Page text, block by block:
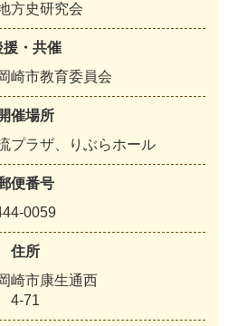
方史研究会
援・共催
崎市教育委員会
催場所
プラザ、りぶらホール
便番号
0059
住所
崎市康生通西
4-71